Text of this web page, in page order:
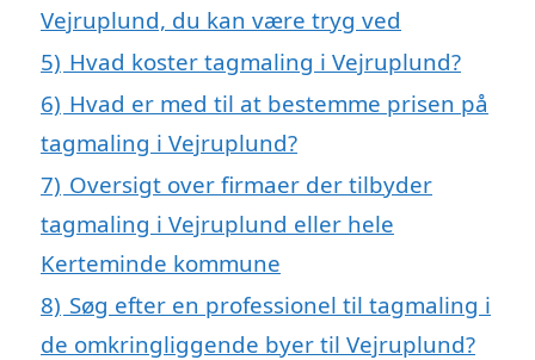
Vejruplund, du kan være tryg ved
5) Hvad koster tagmaling i Vejruplund?
6) Hvad er med til at bestemme prisen på
tagmaling i Vejruplund?
7) Oversigt over firmaer der tilbyder
tagmaling i Vejruplund eller hele
Kerteminde kommune
8) Søg efter en professionel til tagmaling i
de omkringliggende byer til Vejruplund?